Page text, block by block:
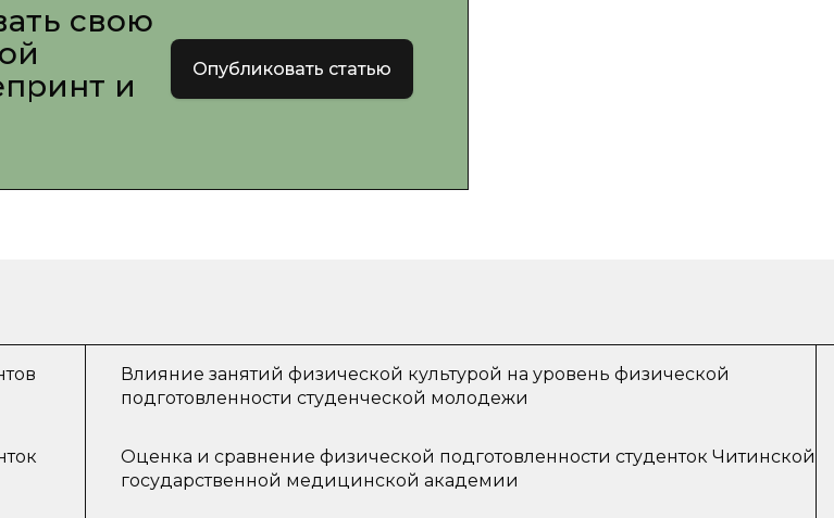
свою
и
Опубликовать статью
Влияние занятий физической культурой на уровень физической
подготовленности студенческой молодежи
Оценка и сравнение физической подготовленности студенток Читинской
государственной медицинской академии